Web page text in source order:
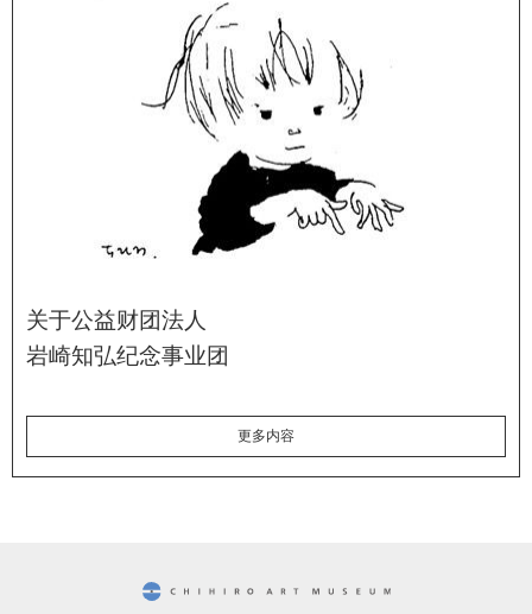
关于公益财团法人
岩崎知弘纪念事业团
更多内容